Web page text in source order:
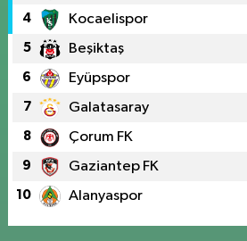
4 Kocaelispor
5 Beşiktaş
6 Eyüpspor
7 Galatasaray
8 Çorum FK
9 Gaziantep FK
10 Alanyaspor